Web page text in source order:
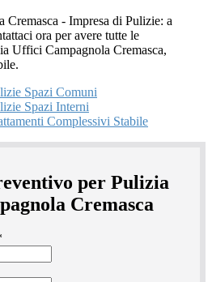
Spazi Comuni
Spazi Interni
Complessivi Stabile
per Pulizia
Cremasca